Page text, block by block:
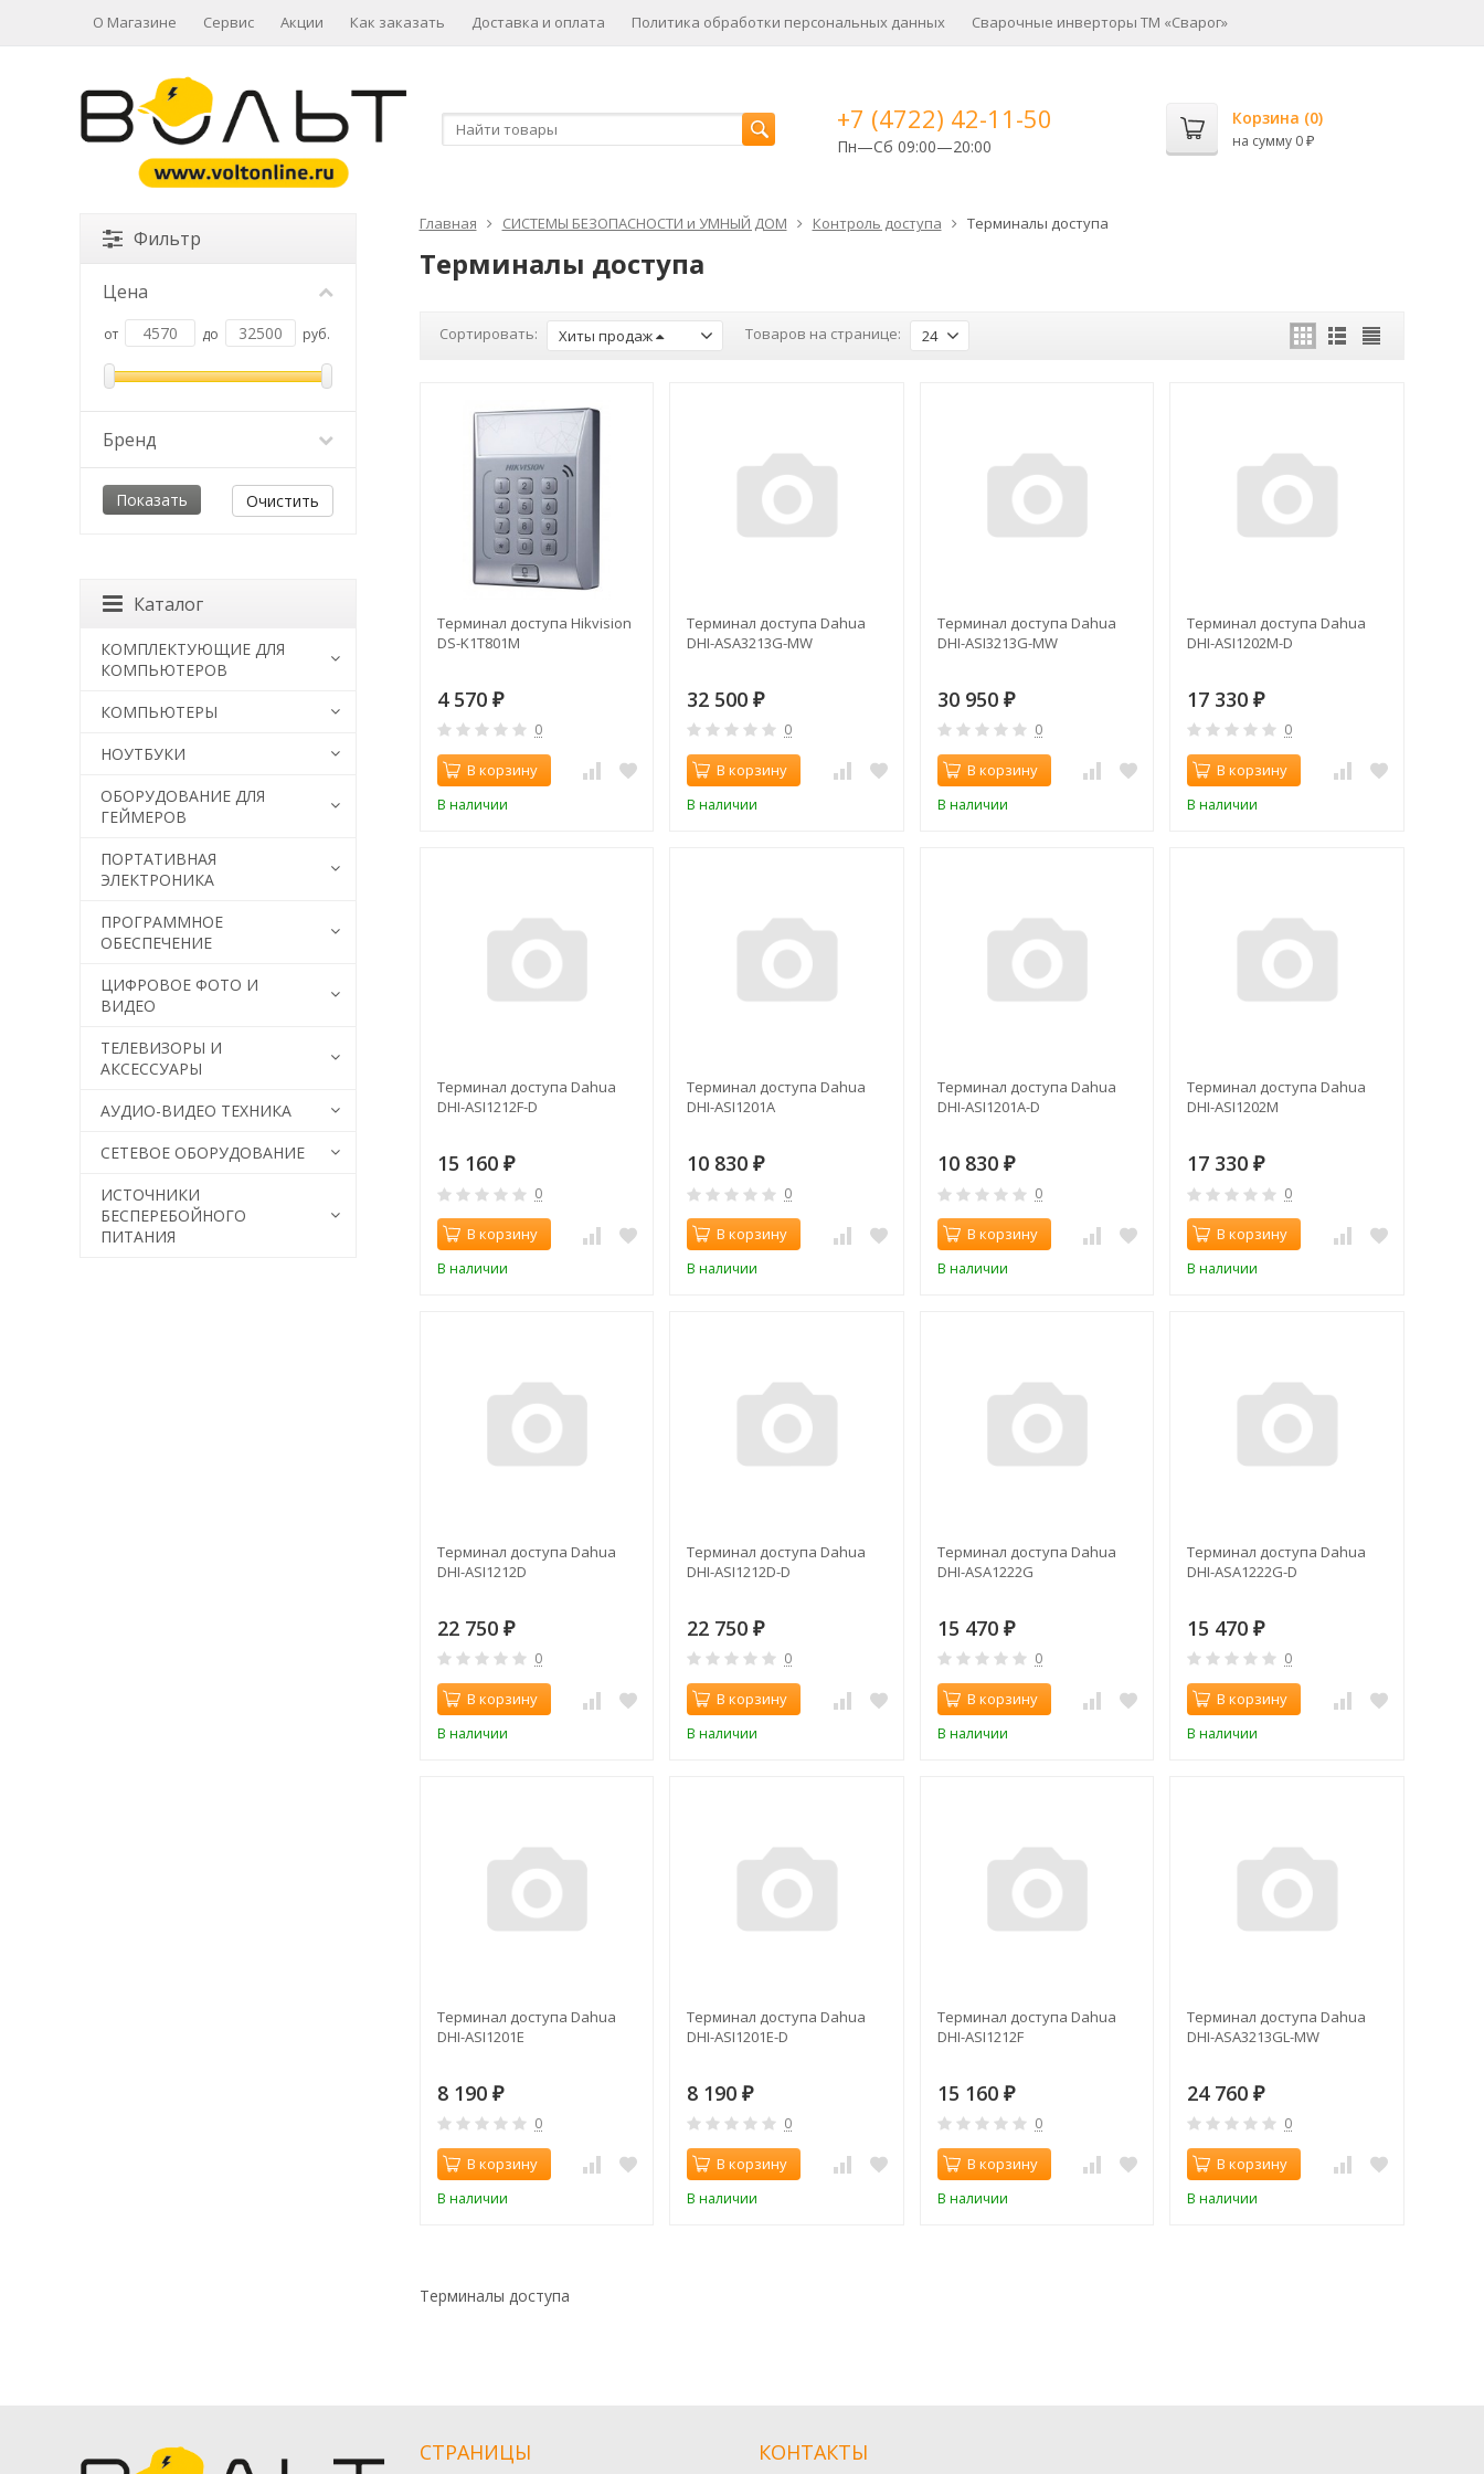
О Магазине Сервис Акции Как заказать Доставка и оплата Политика обработки персональных данных Сварочные инверторы ТМ «Сварог»
+7 (4722) 42-11-50
Пн—Сб 09:00—20:00
Корзина (0)
на сумму 0 ₽
Главная СИСТЕМЫ БЕЗОПАСНОСТИ и УМНЫЙ ДОМ Контроль доступа Терминалы доступа
Терминалы доступа
Сортировать: Хиты продаж Товаров на странице: 24
Терминал доступа Hikvision
DS-K1T801M
4 570 ₽
0
В корзину
В наличии
Терминал доступа Dahua
DHI-ASA3213G-MW
32 500₽
0
В корзину
В наличии
Терминал доступа Dahua
DHI-ASI3213G-MW
30 950 ₽
0
В корзину
В наличии
Терминал доступа Dahua
DHI-ASI1202M-D
17 330₽
0
В корзину
В наличии
Терминал доступа Dahua
DHI-ASI1212F-D
15 160 ₽
0
В корзину
В наличии
Терминал доступа Dahua
DHI-ASI1201A
10 830₽
0
В корзину
В наличии
Терминал доступа Dahua
DHI-ASI1201A-D
10 830 ₽
0
В корзину
В наличии
Терминал доступа Dahua
DHI-ASI1202M
17 330₽
0
В корзину
В наличии
Терминал доступа Dahua
DHI-ASI1212D
22 750 ₽
0
В корзину
В наличии
Терминал доступа Dahua
DHI-ASI1212D-D
22 750₽
0
В корзину
В наличии
Терминал доступа Dahua
DHI-ASA1222G
15 470 ₽
0
В корзину
В наличии
Терминал доступа Dahua
DHI-ASA1222G-D
15 470₽
0
В корзину
В наличии
Терминал доступа Dahua
DHI-ASI1201E
8 190 ₽
0
В корзину
В наличии
Терминал доступа Dahua
DHI-ASI1201E-D
8 190₽
0
В корзину
В наличии
Терминал доступа Dahua
DHI-ASI1212F
15 160 ₽
0
В корзину
В наличии
Терминал доступа Dahua
DHI-ASA3213GL-MW
24 760₽
0
В корзину
В наличии
Терминалы доступа
Фильтр
Цена
от до руб.
Бренд
Очистить
Каталог
КОМПЛЕКТУЮЩИЕ ДЛЯ
КОМПЬЮТЕРОВ
КОМПЬЮТЕРЫ
НОУТБУКИ
ОБОРУДОВАНИЕ ДЛЯ
ГЕЙМЕРОВ
ПОРТАТИВНАЯ
ЭЛЕКТРОНИКА
ПРОГРАММНОЕ
ОБЕСПЕЧЕНИЕ
ЦИФРОВОЕ ФОТО И
ВИДЕО
ТЕЛЕВИЗОРЫ И
АКСЕССУАРЫ
АУДИО-ВИДЕО ТЕХНИКА
СЕТЕВОЕ ОБОРУДОВАНИЕ
ИСТОЧНИКИ
БЕСПЕРЕБОЙНОГО
ПИТАНИЯ
СТРАНИЦЫ КОНТАКТЫ